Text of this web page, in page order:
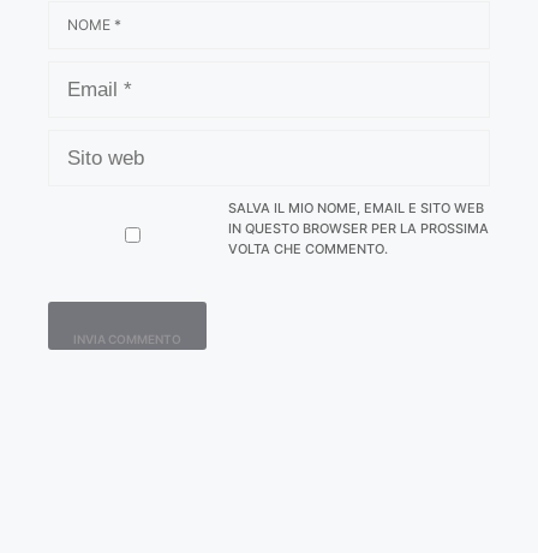
WEB
SALVA IL MIO NOME, EMAIL E SITO WEB
IN QUESTO BROWSER PER LA PROSSIMA
VOLTA CHE COMMENTO.